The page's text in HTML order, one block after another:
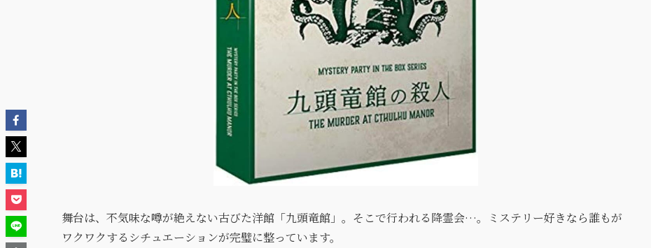
舞台は、不気味な噂が絶えない古びた洋館「九頭竜館」。そこで行われる降霊会…。ミステリー好きなら誰もが
ワクワクするシチュエーションが完璧に整っています。